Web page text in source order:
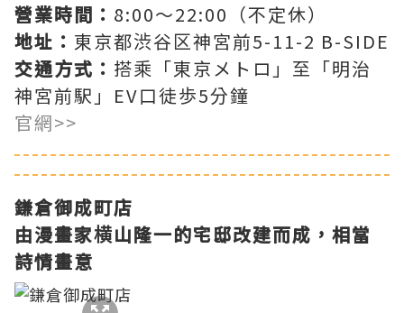
營業時間： 8:00～22:00（不定休）
地址： 東京都渋谷区神宮前5-11-2 B-SIDE
交通方式： 搭乘「東京メトロ」至「明治
神宮前駅」EV口徒歩5分鐘
官網>>
鎌倉御成町店
由漫畫家横山隆一的宅邸改建而成，相當
詩情畫意